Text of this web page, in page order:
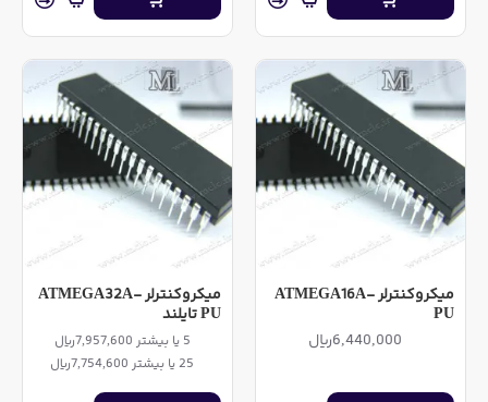
میکروکنترلر ATMEGA16A-
PU
6,440,000ریال
میکروکنترلر ATMEGA32A-
PU تایلند
5 یا بیشتر 7,957,600ریال
25 یا بیشتر 7,754,600ریال